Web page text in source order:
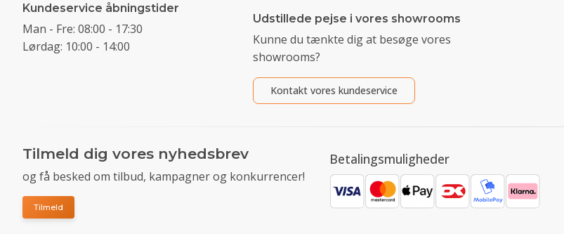
Kundeservice åbningstider
Man - Fre: 08:00 - 17:30
Lørdag: 10:00 - 14:00
Udstillede pejse i vores showrooms
Kunne du tænkte dig at besøge vores
showrooms?
Kontakt vores kundeservice
Tilmeld dig vores nyhedsbrev
og få besked om tilbud, kampagner og konkurrencer!
Tilmeld
Betalingsmuligheder